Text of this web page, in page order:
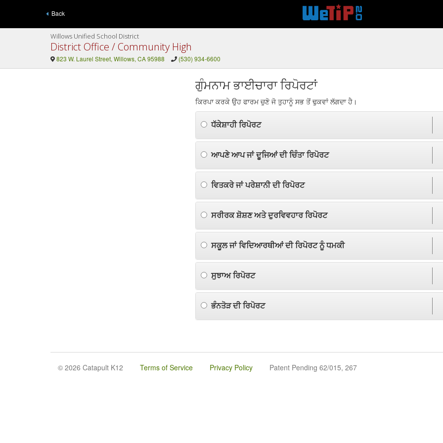
Back
Willows Unified School District
District Office / Community High
823 W. Laurel Street, Willows, CA 95988 (530) 934-6600
ਗੁੰਮਨਾਮ ਭਾਈਚਾਰਾ ਰਿਪੋਰਟਾਂ
ਕਿਰਪਾ ਕਰਕੇ ਉਹ ਫਾਰਮ ਚੁਣੋ ਜੋ ਤੁਹਾਨੂੰ ਸਭ ਤੋਂ ਢੁਕਵਾਂ ਲੱਗਦਾ ਹੈ।
ਧੱਕੇਸ਼ਾਹੀ ਰਿਪੋਰਟ
ਆਪਣੇ ਆਪ ਜਾਂ ਦੂਜਿਆਂ ਦੀ ਚਿੰਤਾ ਰਿਪੋਰਟ
ਵਿਤਕਰੇ ਜਾਂ ਪਰੇਸ਼ਾਨੀ ਦੀ ਰਿਪੋਰਟ
ਸਰੀਰਕ ਸ਼ੋਸ਼ਣ ਅਤੇ ਦੁਰਵਿਵਹਾਰ ਰਿਪੋਰਟ
ਸਕੂਲ ਜਾਂ ਵਿਦਿਆਰਥੀਆਂ ਦੀ ਰਿਪੋਰਟ ਨੂੰ ਧਮਕੀ
ਸੁਝਾਅ ਰਿਪੋਰਟ
ਭੰਨਤੋੜ ਦੀ ਰਿਪੋਰਟ
© 2026 Catapult K12 Terms of Service Privacy Policy Patent Pending 62/015, 267